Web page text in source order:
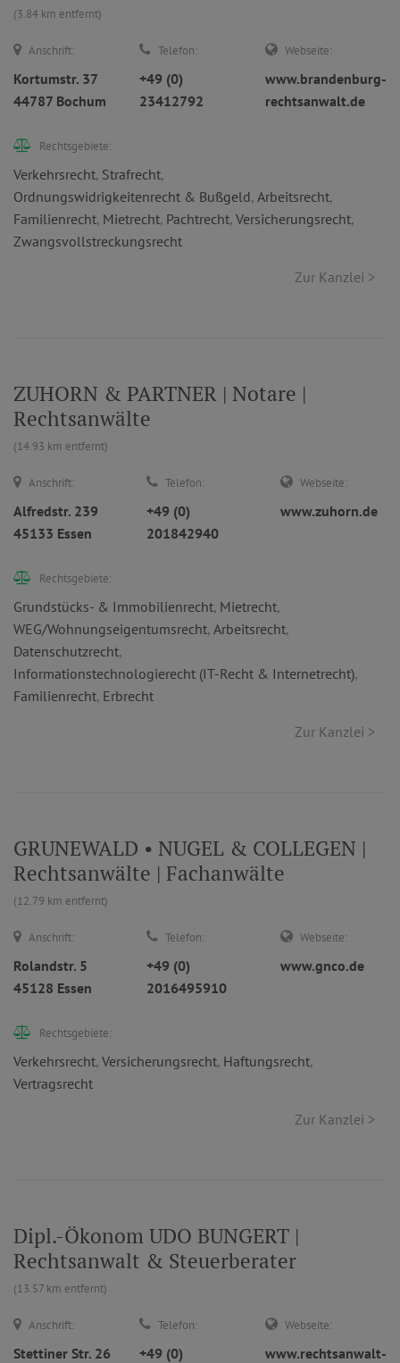
(3.84 km entfernt)
Anschrift:
Kortumstr. 37
44787 Bochum
Telefon:
+49 (0)
23412792
Webseite:
www.brandenburg-
rechtsanwalt.de
Rechtsgebiete:
Verkehrsrecht, Strafrecht,
Ordnungswidrigkeitenrecht & Bußgeld, Arbeitsrecht,
Familienrecht, Mietrecht, Pachtrecht, Versicherungsrecht,
Zwangsvollstreckungsrecht
Zur Kanzlei >
ZUHORN & PARTNER | Notare |
Rechtsanwälte
(14.93 km entfernt)
Anschrift:
Alfredstr. 239
45133 Essen
Telefon:
+49 (0)
201842940
Webseite:
www.zuhorn.de
Rechtsgebiete:
Grundstücks- & Immobilienrecht, Mietrecht,
WEG/Wohnungseigentumsrecht, Arbeitsrecht,
Datenschutzrecht,
Informationstechnologierecht (IT-Recht & Internetrecht),
Familienrecht, Erbrecht
Zur Kanzlei >
GRUNEWALD • NUGEL & COLLEGEN |
Rechtsanwälte | Fachanwälte
(12.79 km entfernt)
Anschrift:
Rolandstr. 5
45128 Essen
Telefon:
+49 (0)
2016495910
Webseite:
www.gnco.de
Rechtsgebiete:
Verkehrsrecht, Versicherungsrecht, Haftungsrecht,
Vertragsrecht
Zur Kanzlei >
Dipl.-Ökonom UDO BUNGERT |
Rechtsanwalt & Steuerberater
(13.57 km entfernt)
Anschrift:
Stettiner Str. 26
Telefon:
+49 (0)
Webseite:
www.rechtsanwalt-